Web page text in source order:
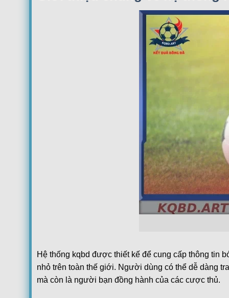
Estudiantes La Plata
Club Atletico Tigre
Gimnasia y Esgrima de Mendoza
Defensa Y Justicia
Club Atlético Newell's Old Boys
Gimnasia La Plata
CA Barracas Central
Argentinos Juniors
10:15
Helmond Sport
De Graafschap
MVV Maastricht
Hệ thống kqbd được thiết kế để cung cấp thông tin
nhỏ trên toàn thế giới. Người dùng có thể dễ dàng
mà còn là người bạn đồng hành của các cược thủ.